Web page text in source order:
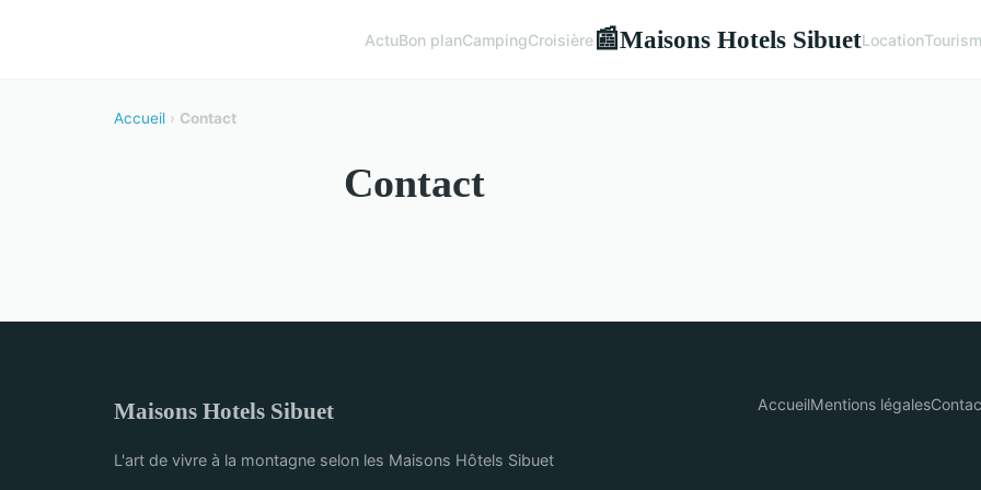
ActuBon planCampingCroisière📰Maisons Hotels SibuetLocation
Accueil › Contact
Contact
Maisons Hotels Sibuet
L'art de vivre à la montagne selon les Maisons Hôtels Sibuet
AccueilMentions légales